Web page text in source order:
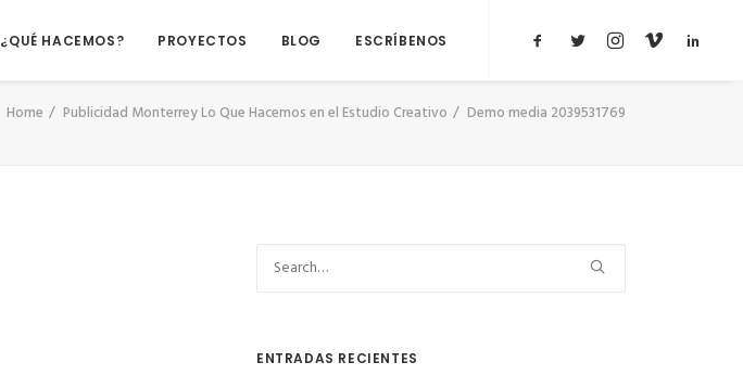
¿QUÉ HACEMOS? PROYECTOS BLOG ESCRÍBENOS
Home Publicidad Monterrey Lo Que Hacemos en el Estudio Creativo Demo media 2039531769
ENTRADAS RECIENTES